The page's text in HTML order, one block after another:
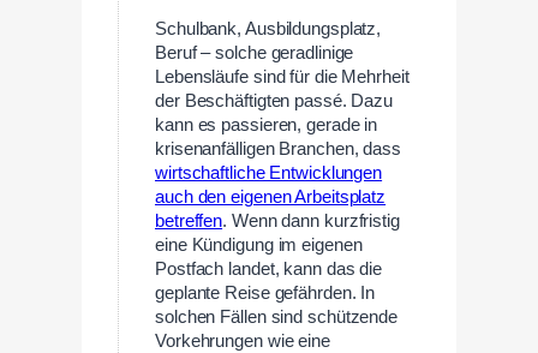
Schulbank, Ausbildungsplatz,
Beruf – solche geradlinige
Lebensläufe sind für die Mehrheit
der Beschäftigten passé. Dazu
kann es passieren, gerade in
krisenanfälligen Branchen, dass
wirtschaftliche Entwicklungen
auch den eigenen Arbeitsplatz
betreffen. Wenn dann kurzfristig
eine Kündigung im eigenen
Postfach landet, kann das die
geplante Reise gefährden. In
solchen Fällen sind schützende
Vorkehrungen wie eine